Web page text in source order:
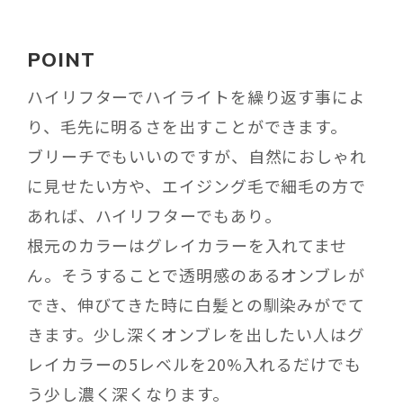
POINT
ハイリフターでハイライトを繰り返す事によ
り、毛先に明るさを出すことができます。
ブリーチでもいいのですが、自然におしゃれ
に見せたい方や、エイジング毛で細毛の方で
あれば、ハイリフターでもあり。
根元のカラーはグレイカラーを入れてませ
ん。そうすることで透明感のあるオンブレが
でき、伸びてきた時に白髪との馴染みがでて
きます。少し深くオンブレを出したい人はグ
レイカラーの5レベルを20%入れるだけでも
う少し濃く深くなります。